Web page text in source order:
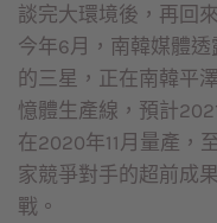
談完大環境後，再回
今年6月，南韓媒體
的三星，正在南韓平
憶體生產線，預計
在2020年11月量產，
家競爭對手的超前成
戰。